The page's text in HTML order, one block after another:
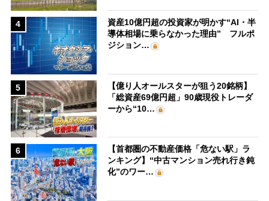
4
資産10億円超の投資家が明かす“AI・半
導体相場に乗らなかった理由” フルポ
ジション…
5
【億り人オールスターが狙う20銘柄】
「総資産69億円超」90歳現役トレーダ
ーから“10…
6
【首都圏の不動産価格「危ない駅」ラ
ンキング】“中古マンション売れ行き鈍
化”のワー…